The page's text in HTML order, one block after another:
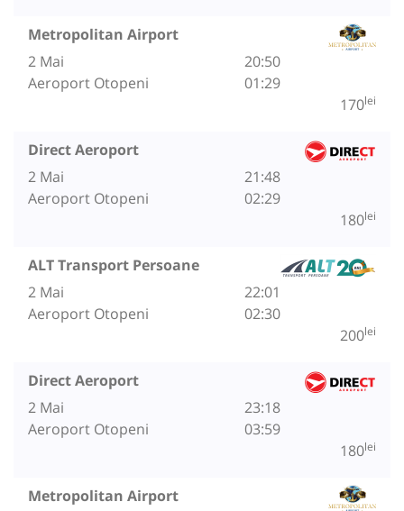
Metropolitan Airport
2 Mai
Aeroport Otopeni
20:50
01:29
170lei
Direct Aeroport
2 Mai
Aeroport Otopeni
21:48
02:29
180lei
ALT Transport Persoane
2 Mai
Aeroport Otopeni
22:01
02:30
200lei
Direct Aeroport
2 Mai
Aeroport Otopeni
23:18
03:59
180lei
Metropolitan Airport